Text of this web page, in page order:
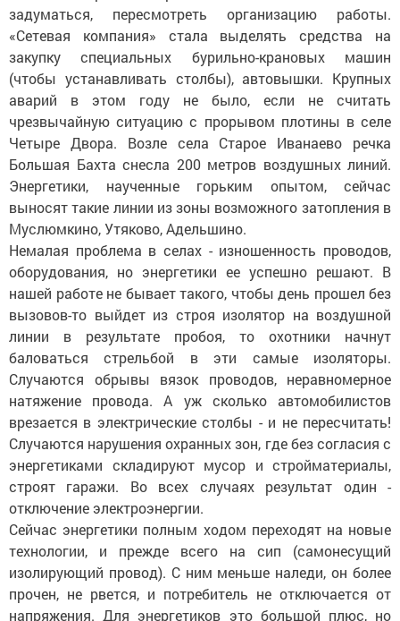
задуматься, пересмотреть организацию работы.
«Сетевая компания» стала выделять средства на
закупку специаль­ных бурильно-крановых машин
(чтобы устанавливать столбы), автовышки. Крупных
аварий в этом году не было, если не считать
чрезвычайную ситуацию с прорывом плотины в селе
Четыре Двора. Возле села Старое Иванаево речка
Большая Бахта снесла 200 метров воздушных линий.
Энергетики, наученные горьким опытом, сейчас
выносят такие линии из зоны возможного затопления в
Муслюмкино, Утяково, Адельшино.
Немалая проблема в селах - изношенность проводов,
оборудования, но энергетики ее успешно решают. В
нашей работе не бывает такого, чтобы день прошел без
вызовов-то выйдет из строя изолятор на воздушной
линии в результате пробоя, то охотники начнут
баловаться стрельбой в эти самые изоляторы.
Случаются обрывы вязок проводов, неравномерное
натяжение провода. А уж сколько автомобилистов
врезается в электрические столбы - и не пересчитать!
Случаются нарушения охранных зон, где без согласия с
энергетиками складируют мусор и стройматериалы,
строят гаражи. Во всех случаях результат один -
отключение электроэнергии.
Сейчас энергетики полным ходом переходят на новые
технологии, и прежде всего на сип (самонесущий
изолирующий провод). С ним меньше наледи, он более
прочен, не рвется, и потребитель не отключается от
напряжения. Для энергетиков это большой плюс, но